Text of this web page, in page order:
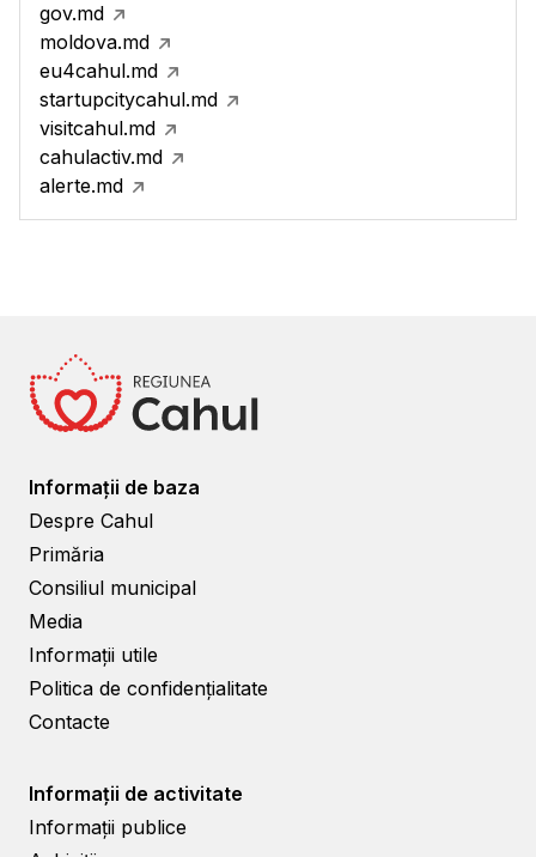
gov.md
moldova.md
eu4cahul.md
startupcitycahul.md
visitcahul.md
cahulactiv.md
alerte.md
Informații de baza
Despre Cahul
Primăria
Consiliul municipal
Media
Informații utile
Politica de confidențialitate
Contacte
Informații de activitate
Informații publice